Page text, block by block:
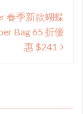
春季新款蝴蝶
Bag 65 折優
惠 $241